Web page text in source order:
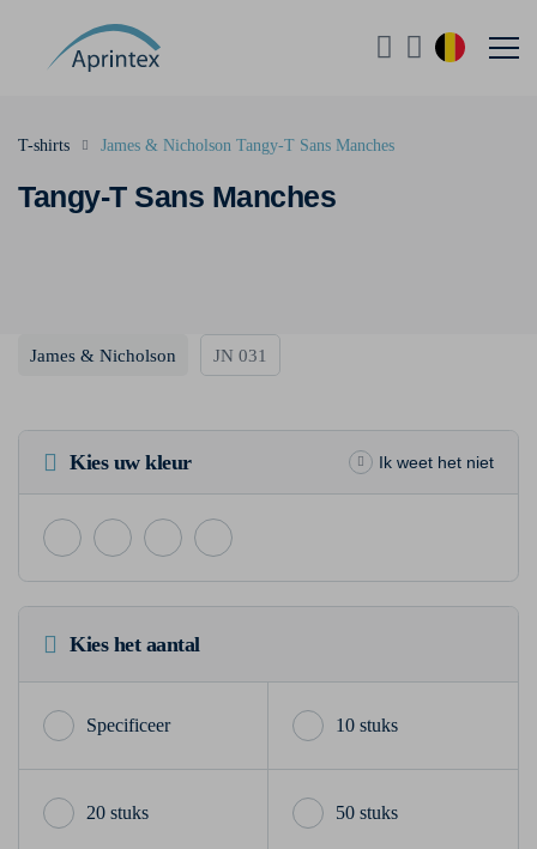
Tangy-T Sans Manches
T-shirts James & Nicholson Tangy-T Sans Manches
James & Nicholson JN 031
Kies uw kleur Ik weet het niet
Kies het aantal
10 stuks
20 stuks 50 stuks